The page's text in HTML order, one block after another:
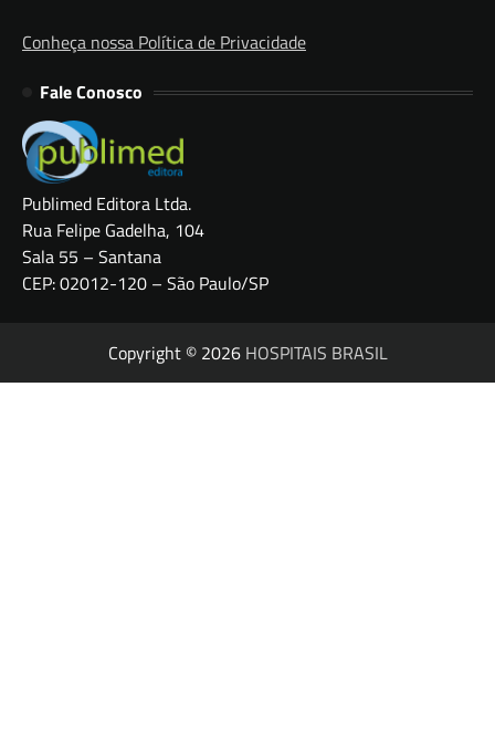
Conheça nossa Política de Privacidade
Fale Conosco
Publimed Editora Ltda.
Rua Felipe Gadelha, 104
Sala 55 – Santana
CEP: 02012-120 – São Paulo/SP
Copyright © 2026 HOSPITAIS BRASIL